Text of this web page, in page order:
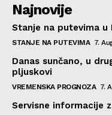
Najnovije
Stanje na putevima u
STANJE NA PUTEVIMA 7.
Danas sunčano, u
pljuskovi
VREMENSKA PROGNOZA 7.
Servisne informacije